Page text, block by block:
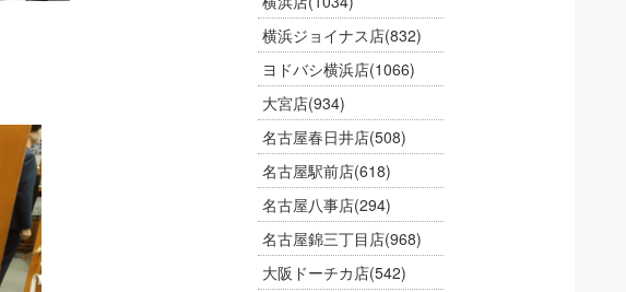
横浜ジョイナス店(832)
ヨドバシ横浜店(1066)
大宮店(934)
名古屋春日井店(508)
名古屋駅前店(618)
名古屋八事店(294)
名古屋錦三丁目店(968)
大阪ドーチカ店(542)